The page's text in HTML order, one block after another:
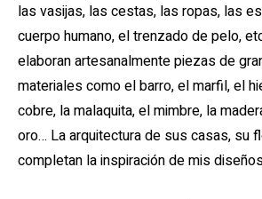
las vasijas, las cestas, las ropas, las
cuerpo humano, el trenzado de pelo,
elaboran artesanalmente piezas de
materiales como el barro, el marfil, el
cobre, la malaquita, el mimbre, la
oro… La arquitectura de sus casas, su
completan la inspiración de mis